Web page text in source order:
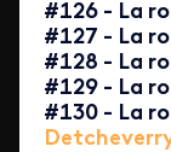
#126 - La
#127 - La
#128 - La
#129 - La
#130 - La